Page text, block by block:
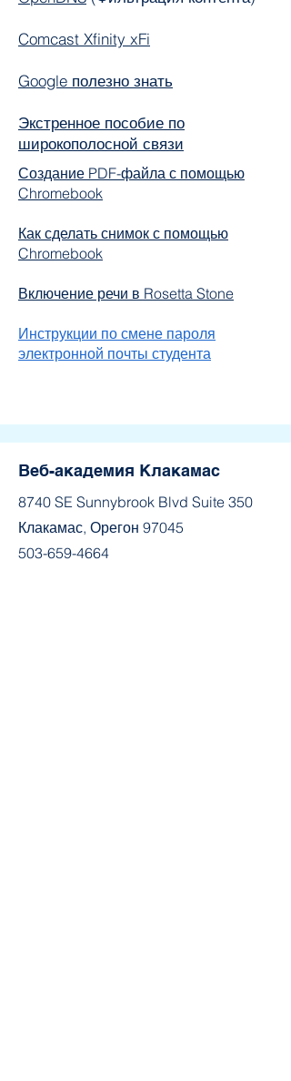
Comcast Xfinity xFi
Google полезно знать
Экстренное пособие по
широкополосной связи
Создание PDF-файла с помощью
Chromebook
Как сделать снимок с помощью
Chromebook
Включение речи в Rosetta Stone
Инструкции по смене пароля
электронной почты студента
Веб-академия Клакамас
8740 SE Sunnybrook Blvd Suite 350
Клакамас, Орегон 97045
503-659-4664